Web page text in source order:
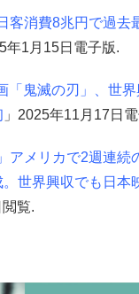
客消費8兆円で過
年1月15日電子版.
「鬼滅の刃」、世
」2025年11月17日
アメリカで2週連続
世界興収でも日本
覧.